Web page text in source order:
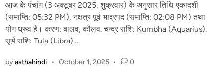
का
म
ना
एँ
र
d
i
n
आज के पंचांग (3 अक्टूबर 2025, शुक्रवार) के अनुसार तिथि एकादशी
(समाप्ति: 05:32 PM), नक्षत्र पूर्व भाद्रपद (समाप्ति: 02:08 PM) तथा
योग ध्रुव है। करण: बालव, कौलव. चन्द्र राशि: Kumbha (Aquarius).
सूर्य राशि: Tula (Libra)….
byasthahindi • October 1, 2025 • 0